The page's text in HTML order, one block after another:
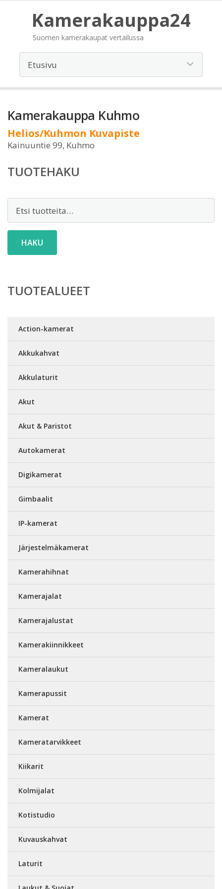
Kamerakauppa24
Suomen kamerakaupat vertailussa
Kamerakauppa Kuhmo
Helios/Kuhmon Kuvapiste
Kainuuntie 99, Kuhmo
TUOTEHAKU
HAKU
TUOTEALUEET
Action-kamerat
Akkukahvat
Akkulaturit
Akut
Akut & Paristot
Autokamerat
Digikamerat
Gimbaalit
IP-kamerat
Järjestelmäkamerat
Kamerahihnat
Kamerajalat
Kamerajalustat
Kamerakiinnikkeet
Kameralaukut
Kamerapussit
Kamerat
Kameratarvikkeet
Kiikarit
Kolmijalat
Kotistudio
Kuvauskahvat
Laturit